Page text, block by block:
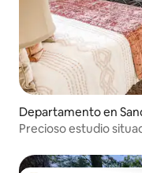
Departamento en
Precioso estudio